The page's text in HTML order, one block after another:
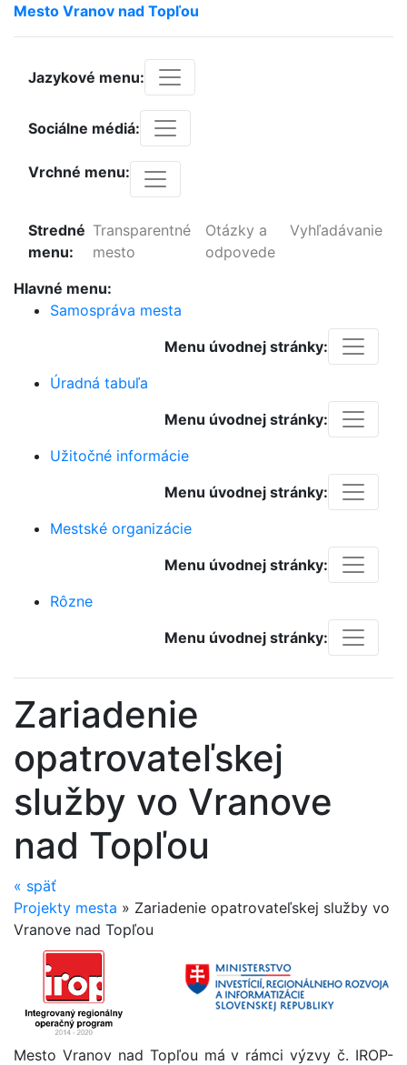
Mesto Vranov nad Topľou
Jazykové menu:
Sociálne médiá:
Vrchné menu:
Stredné
menu:
Transparentné
mesto
Otázky a
odpovede
Vyhľadávanie
Hlavné menu:
Samospráva mesta
Menu úvodnej stránky:
Úradná tabuľa
Menu úvodnej stránky:
Užitočné informácie
Menu úvodnej stránky:
Mestské organizácie
Menu úvodnej stránky:
Rôzne
Menu úvodnej stránky:
Zariadenie
opatrovateľskej
služby vo Vranove
nad Topľou
« späť
Projekty mesta » Zariadenie opatrovateľskej služby vo
Vranove nad Topľou
Mesto Vranov nad Topľou má v rámci výzvy č. IROP-